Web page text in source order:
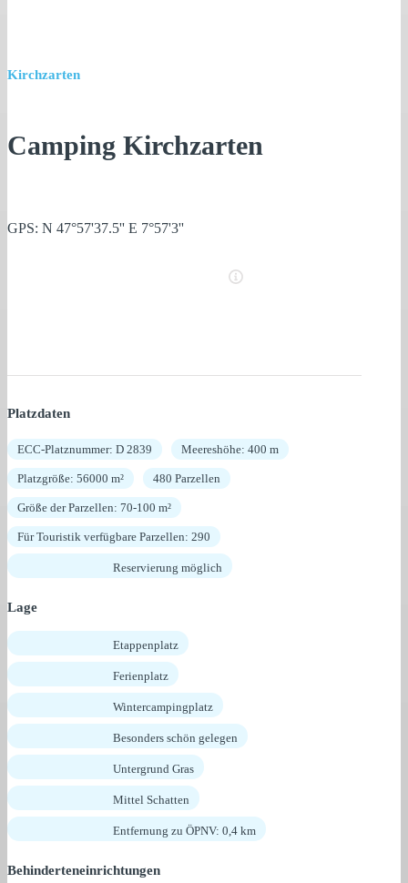
Kirchzarten
Camping Kirchzarten
GPS: N 47°57'37.5'' E 7°57'3''
Platzdaten
ECC-Platznummer: D 2839 Meereshöhe: 400 m
Platzgröße: 56000 m² 480 Parzellen
Größe der Parzellen: 70-100 m²
Für Touristik verfügbare Parzellen: 290
Reservierung möglich
Lage
Etappenplatz
Ferienplatz
Wintercampingplatz
Besonders schön gelegen
Untergrund Gras
Mittel Schatten
Entfernung zu ÖPNV: 0,4 km
Behinderteneinrichtungen